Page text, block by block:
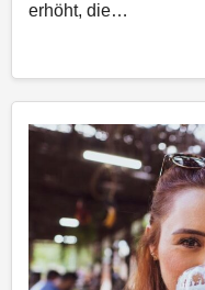
erhöht, die…